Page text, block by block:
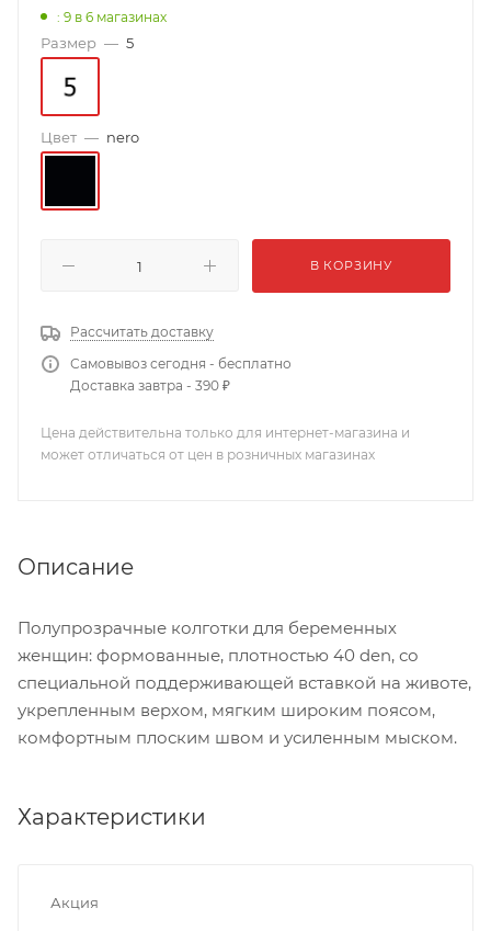
: 9 в 6 магазинах
Размер — 5
Цвет — nero
В КОРЗИНУ
Рассчитать доставку
Самовывоз сегодня - бесплатно
Доставка завтра - 390 ₽
Цена действительна только для интернет-магазина и
может отличаться от цен в розничных магазинах
Описание
Полупрозрачные колготки для беременных
женщин: формованные, плотностью 40 den, со
специальной поддерживающей вставкой на животе,
укрепленным верхом, мягким широким поясом,
комфортным плоским швом и усиленным мыском.
Характеристики
Акция